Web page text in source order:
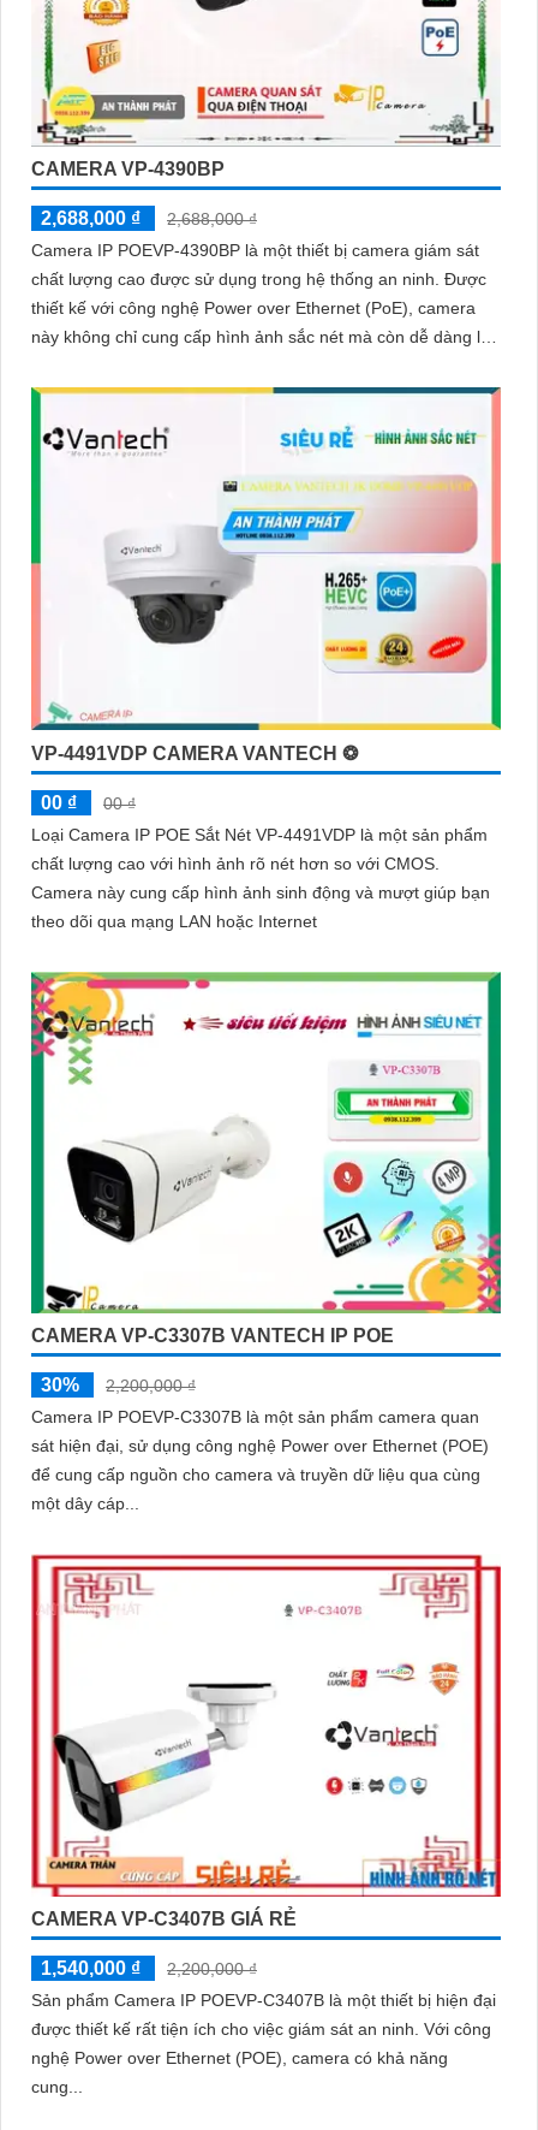
CAMERA VP-4390BP
2,688,000 ₫
2,688,000 ₫
Camera IP POEVP-4390BP là một thiết bị camera giám sát
chất lượng cao được sử dụng trong hệ thống an ninh. Được
thiết kế với công nghệ Power over Ethernet (PoE), camera
này không chỉ cung cấp hình ảnh sắc nét mà còn dễ dàng lắp
VP-4491VDP CAMERA VANTECH ❂
00 ₫
00 ₫
Loại Camera IP POE Sắt Nét VP-4491VDP là một sản phẩm
chất lượng cao với hình ảnh rõ nét hơn so với CMOS.
Camera này cung cấp hình ảnh sinh động và mượt giúp bạn
theo dõi qua mạng LAN hoặc Internet
CAMERA VP-C3307B VANTECH IP POE
30%
2,200,000 ₫
Camera IP POEVP-C3307B là một sản phẩm camera quan
sát hiện đại, sử dụng công nghệ Power over Ethernet (POE)
để cung cấp nguồn cho camera và truyền dữ liệu qua cùng
một dây cáp...
CAMERA VP-C3407B GIÁ RẺ
1,540,000 ₫
2,200,000 ₫
Sản phẩm Camera IP POEVP-C3407B là một thiết bị hiện đại
được thiết kế rất tiện ích cho việc giám sát an ninh. Với công
nghệ Power over Ethernet (POE), camera có khả năng
cung...